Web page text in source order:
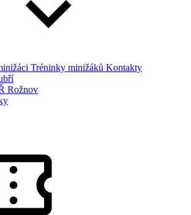
Tréninky minižáků Kontakty
Rožnov